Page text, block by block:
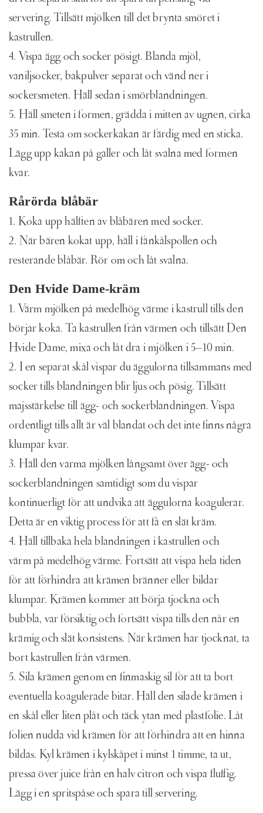
servering. Tillsätt mjölken till det brynta smöret i
kastrullen.
4. Vispa ägg och socker pösigt. Blanda mjöl,
vaniljsocker, bakpulver separat och vänd ner i
sockersmeten. Häll sedan i smörblandningen.
5. Häll smeten i formen, grädda i mitten av ugnen, cirka
35 min. Testa om sockerkakan är färdig med en sticka.
Lägg upp kakan på galler och låt svalna med formen
kvar.
Rårörda blåbär
1. Koka upp hälften av blåbären med socker.
2. När bären kokat upp, häll i fänkålspollen och
resterande blåbär. Rör om och låt svalna.
Den Hvide Dame-kräm
1. Värm mjölken på medelhög värme i kastrull tills den
börjar koka. Ta kastrullen från värmen och tillsätt Den
Hvide Dame, mixa och låt dra i mjölken i 5–10 min.
2. I en separat skål vispar du äggulorna tillsammans med
socker tills blandningen blir ljus och pösig. Tillsätt
majsstärkelse till ägg- och sockerblandningen. Vispa
ordentligt tills allt är väl blandat och det inte finns några
klumpar kvar.
3. Häll den varma mjölken långsamt över ägg- och
sockerblandningen samtidigt som du vispar
kontinuerligt för att undvika att äggulorna koagulerar.
Detta är en viktig process för att få en slät kräm.
4. Häll tillbaka hela blandningen i kastrullen och
värm på medelhög värme. Fortsätt att vispa hela tiden
för att förhindra att krämen bränner eller bildar
klumpar. Krämen kommer att börja tjockna och
bubbla, var försiktig och fortsätt vispa tills den når en
krämig och slät konsistens. När krämen har tjocknat, ta
bort kastrullen från värmen.
5. Sila krämen genom en finmaskig sil för att ta bort
eventuella koagulerade bitar. Häll den silade krämen i
en skål eller liten plåt och täck ytan med plastfolie. Låt
folien nudda vid krämen för att förhindra att en hinna
bildas. Kyl krämen i kylskåpet i minst 1 timme, ta ut,
pressa över juice från en halv citron och vispa fluffig.
Lägg i en spritspåse och spara till servering.